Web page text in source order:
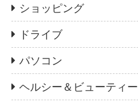
ショッピング
ドライブ
パソコン
ヘルシー＆ビューティー